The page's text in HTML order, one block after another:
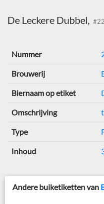
De Leckere Dubbel,
Nummer
Brouwerij
Biernaam op etiket
Omschrijving
Type
Inhoud
Andere buiketiketten van